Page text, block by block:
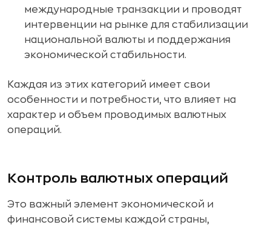
международные транзакции и проводят
интервенции на рынке для стабилизации
национальной валюты и поддержания
экономической стабильности.
Каждая из этих категорий имеет свои
особенности и потребности, что влияет на
характер и объем проводимых валютных
операций.
Контроль валютных операций
Это важный элемент экономической и
финансовой системы каждой страны,